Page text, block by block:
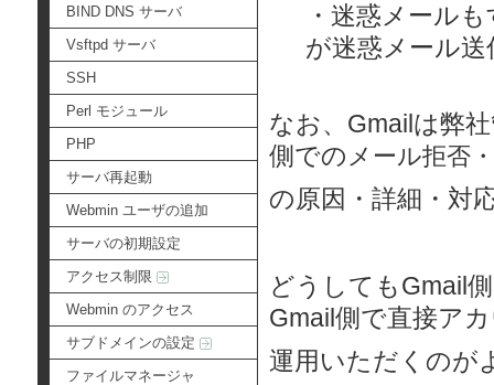
BIND DNS サーバ
Vsftpd サーバ
SSH
Perl モジュール
PHP
サーバ再起動
Webmin ユーザの追加
サーバの初期設定
アクセス制限
Webmin のアクセス
サブドメインの設定
ファイルマネージャ
・迷惑メール
が迷惑メール
なお、Gmailは弊
側での メール拒否
の原因・詳細・対
どうしてもGmail
Gmail側で直接ア
運用いただくのが